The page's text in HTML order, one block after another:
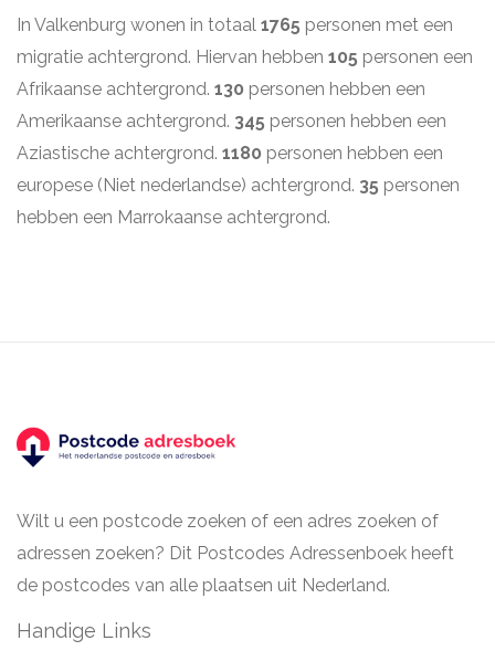
In Valkenburg wonen in totaal 1765 personen met een
migratie achtergrond. Hiervan hebben 105 personen een
Afrikaanse achtergrond. 130 personen hebben een
Amerikaanse achtergrond. 345 personen hebben een
Aziastische achtergrond. 1180 personen hebben een
europese (Niet nederlandse) achtergrond. 35 personen
hebben een Marrokaanse achtergrond.
Wilt u een postcode zoeken of een adres zoeken of
adressen zoeken? Dit Postcodes Adressenboek heeft
de postcodes van alle plaatsen uit Nederland.
Handige Links